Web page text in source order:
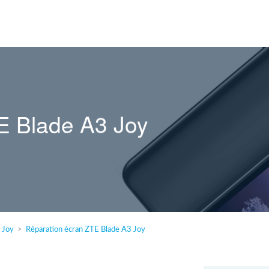
Blade A3 Joy
Joy Réparation écran ZTE Blade A3 Joy